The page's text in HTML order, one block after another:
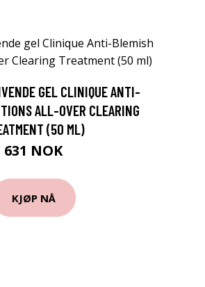
GEL CLINIQUE ANTI-
ALL-OVER CLEARING
(50 ML)
631 NOK
KJØP NÅ